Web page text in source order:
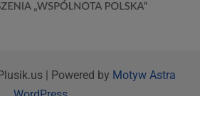
| Powered by Motyw Astra
WordPress